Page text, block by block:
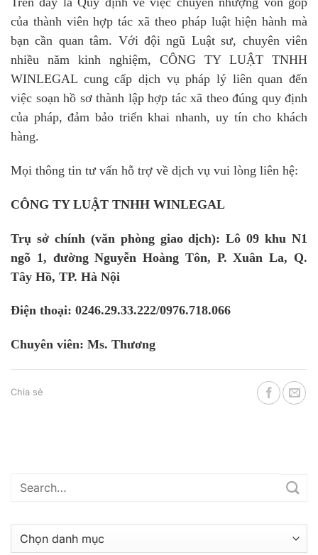
của thành viên hợp tác xã theo pháp luật hiện hành mà
bạn cần quan tâm. Với đội ngũ Luật sư, chuyên viên
nhiều năm kinh nghiệm, CÔNG TY LUẬT TNHH
WINLEGAL cung cấp dịch vụ pháp lý liên quan đến
việc soạn hồ sơ thành lập hợp tác xã theo đúng quy định
của pháp, đảm bảo triển khai nhanh, uy tín cho khách
hàng.
Mọi thông tin tư vấn hỗ trợ về dịch vụ vui lòng liên hệ:
CÔNG TY LUẬT TNHH WINLEGAL
Trụ sở chính (văn phòng giao dịch): Lô 09 khu N1
ngõ 1, đường Nguyễn Hoàng Tôn, P. Xuân La, Q.
Tây Hồ, TP. Hà Nội
Điện thoại: 0246.29.33.222/0976.718.066
Chuyên viên: Ms. Thương
Chia sẻ
mục